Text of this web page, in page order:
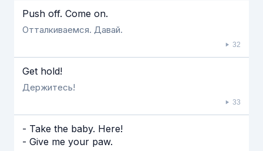
Push off. Come on.
Отталкиваемся. Давай.
32
Get hold!
Держитесь!
33
- Take the baby. Here!
- Give me your paw.